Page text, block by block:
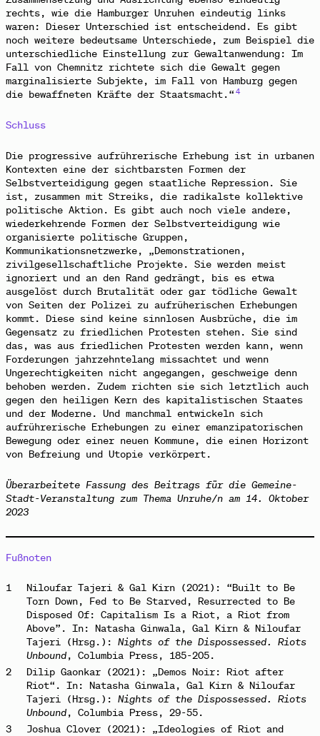
rechts, wie die Hamburger Unruhen eindeutig links
waren: Dieser Unterschied ist entscheidend. Es gibt
noch weitere bedeutsame Unterschiede, zum Beispiel die
unterschiedliche Einstellung zur Gewaltanwendung: Im
Fall von Chemnitz richtete sich die Gewalt gegen
marginalisierte Subjekte, im Fall von Hamburg gegen
die bewaffneten Kräfte der Staatsmacht.“4
Schluss
Die progressive aufrührerische Erhebung ist in urbanen
Kontexten eine der sichtbarsten Formen der
Selbstverteidigung gegen staatliche Repression. Sie
ist, zusammen mit Streiks, die radikalste kollektive
politische Aktion. Es gibt auch noch viele andere,
wiederkehrende Formen der Selbstverteidigung wie
organisierte politische Gruppen,
Kommunikationsnetzwerke, „Demonstrationen,
zivilgesellschaftliche Projekte. Sie werden meist
ignoriert und an den Rand gedrängt, bis es etwa
ausgelöst durch Brutalität oder gar tödliche Gewalt
von Seiten der Polizei zu aufrüherischen Erhebungen
kommt. Diese sind keine sinnlosen Ausbrüche, die im
Gegensatz zu friedlichen Protesten stehen. Sie sind
das, was aus friedlichen Protesten werden kann, wenn
Forderungen jahrzehntelang missachtet und wenn
Ungerechtigkeiten nicht angegangen, geschweige denn
behoben werden. Zudem richten sie sich letztlich auch
gegen den heiligen Kern des kapitalistischen Staates
und der Moderne. Und manchmal entwickeln sich
aufrührerische Erhebungen zu einer emanzipatorischen
Bewegung oder einer neuen Kommune, die einen Horizont
von Befreiung und Utopie verkörpert.
Überarbeitete Fassung des Beitrags für die Gemeine-
Stadt-Veranstaltung zum Thema Unruhe/n am 14. Oktober
2023
Fußnoten
1
Niloufar Tajeri & Gal Kirn (2021): “Built to Be
Torn Down, Fed to Be Starved, Resurrected to Be
Disposed Of: Capitalism Is a Riot, a Riot from
Above”. In: Natasha Ginwala, Gal Kirn & Niloufar
Tajeri (Hrsg.): Nights of the Dispossessed. Riots
Unbound, Columbia Press, 185-205.
2
Dilip Gaonkar (2021): „Demos Noir: Riot after
Riot“. In: Natasha Ginwala, Gal Kirn & Niloufar
Tajeri (Hrsg.): Nights of the Dispossessed. Riots
Unbound, Columbia Press, 29-55.
3
Joshua Clover (2021): „Ideologies of Riot and